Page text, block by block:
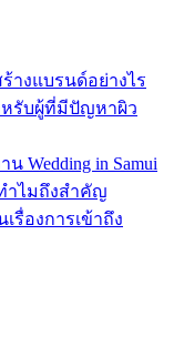
งแบรนด์อย่างไร
หรับผู้ที่มีปัญหาผิว
Wedding in Samui
ำไมถึงสำคัญ
รื่องการเข้าถึง